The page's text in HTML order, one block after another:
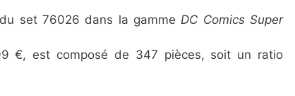
du set 76026 dans la gammeDC Comics Super
€, est composé de 347 pièces, soit un ratio